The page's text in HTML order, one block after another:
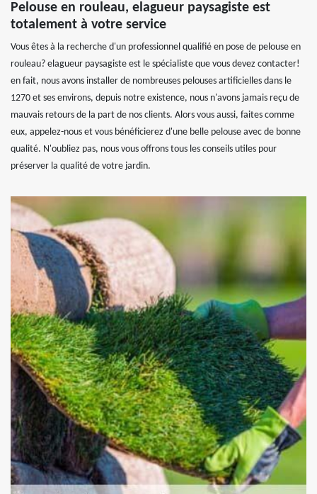
Pelouse en rouleau, elagueur paysagiste est
totalement à votre service
Vous êtes à la recherche d'un professionnel qualifié en pose de pelouse en
rouleau? elagueur paysagiste est le spécialiste que vous devez contacter!
en fait, nous avons installer de nombreuses pelouses artificielles dans le
1270 et ses environs, depuis notre existence, nous n'avons jamais reçu de
mauvais retours de la part de nos clients. Alors vous aussi, faites comme
eux, appelez-nous et vous bénéficierez d'une belle pelouse avec de bonne
qualité. N'oubliez pas, nous vous offrons tous les conseils utiles pour
préserver la qualité de votre jardin.